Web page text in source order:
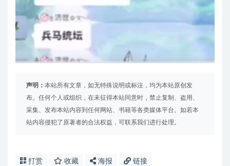
声明： 本站所有文章，如无特殊说明或标注，均为本站原创发
布。任何个人或组织，在未征得本站同意时，禁止复制、盗用、
采集、发布本站内容到任何网站、书籍等各类媒体平台。如若本
站内容侵犯了原著者的合法权益，可联系我们进行处理。
打赏 收藏 海报 链接